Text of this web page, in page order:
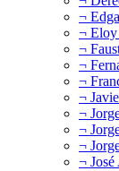
¬
¬ Eloy
¬
¬
¬
¬
¬
¬
¬
¬